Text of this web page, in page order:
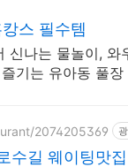
스 필수템
신나는 물놀이, 와
기는 유아동 풀장
2074205369
수길 웨이팅맛집